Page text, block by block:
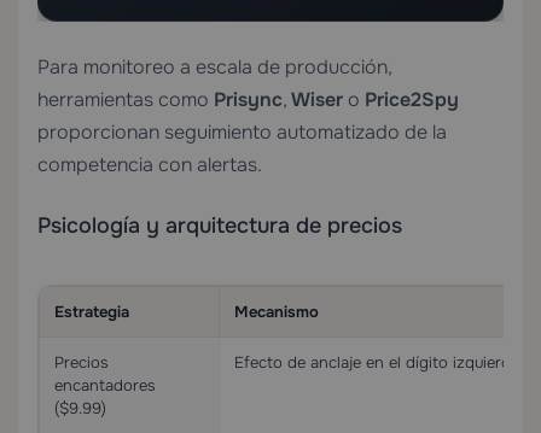
Para monitoreo a escala de producción,
herramientas como Prisync,Wiser o Price2Spy
proporcionan seguimiento automatizado de la
competencia con alertas.
Psicología y arquitectura de precios
Estrategia Mecanismo
Precios
encantadores
($9.99)
Efecto de anclaje en el dígito izquierdo